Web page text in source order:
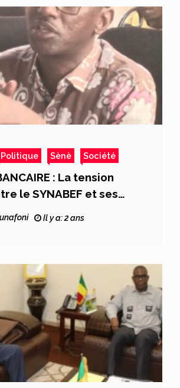
Politique Sènè Société
: La tension
le SYNABEF et ses
grâce à l’intervention des
bonnes volontés
Il y a: 2 ans